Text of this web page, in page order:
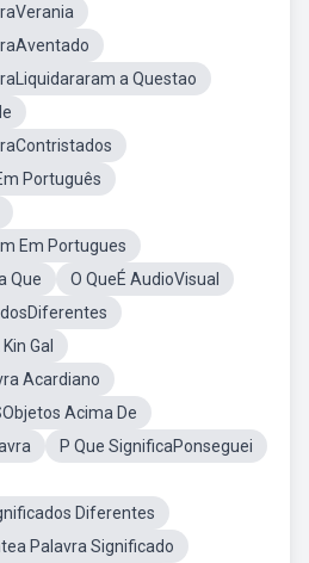
a Questao
Português
Em Portugues
Que
O QueÉ AudioVisual
Gal
Acardiano
Acima De
P Que SignificaPonseguei
Diferentes
Palavra Significado